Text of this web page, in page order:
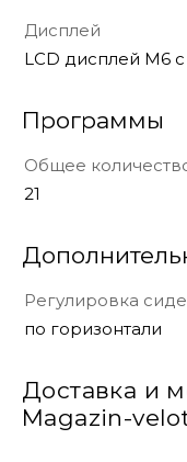
Дисплей
LCD дисплей М6
Программы
Общее
21
Регулировка
по горизонтали
Доставка и
Magazin-